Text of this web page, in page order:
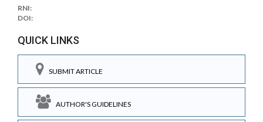
RNI:
DOI:
QUICK LINKS
SUBMIT ARTICLE
AUTHOR'S GUIDELINES